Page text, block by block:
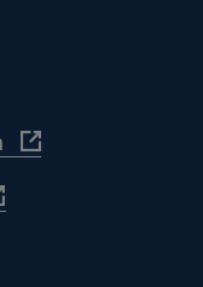
www.gov.pl/web/
(
https://
(
https://www.nfz.gov.pl/